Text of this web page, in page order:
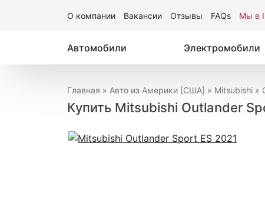
О компании Вакансии Отзывы FAQs Мы в
Автомобили Электромобили
Главная » Авто из Америки [США] » Mitsubishi »
Купить Mitsubishi Outlander